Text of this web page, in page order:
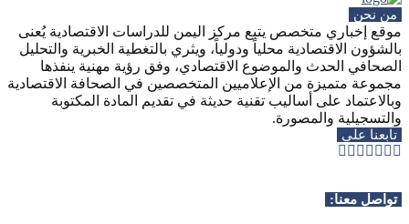
من نحن
موقع إخباري متخصص يتبع مركز اليمن للدراسات الاقتصادية يُعنى
بالشؤون الاقتصادية محلياً ودولياً، ويثري بالتغطية الخبرية والتحليل
الصحافي الحدث والموضوع الاقتصادي، وفق رؤية مهنية ينفذها
مجموعة متميزة من الإعلاميين المتخصصين في الصحافة الاقتصادية
وبالاعتماد على أساليب تقنية حديثة في تقديم المادة المكتوبة
والتسجيلية والمصورة.
تابعنا على
Facebook
Twitter
Instagram
Youtube
Rss
Telegram
Whatsapp
تواصل معنا: